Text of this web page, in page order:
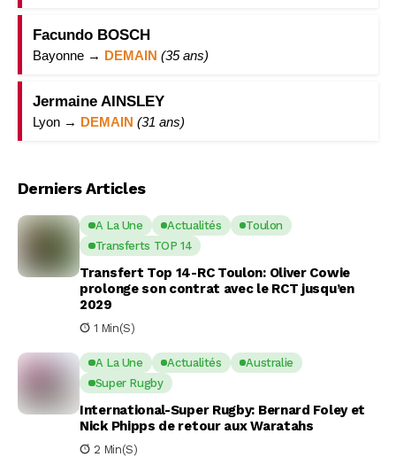
Facundo BOSCH
Bayonne → DEMAIN (35 ans)
Jermaine AINSLEY
Lyon → DEMAIN (31 ans)
Derniers Articles
A La Une Actualités
Toulon
Transferts TOP 14
Transfert Top 14-RC Toulon: Oliver Cowie
prolonge son contrat avec le RCT jusqu’en
2029
1 Min(s)
A La Une Actualités
Australie
Super Rugby
International-Super Rugby: Bernard Foley et
Nick Phipps de retour aux Waratahs
2 Min(s)